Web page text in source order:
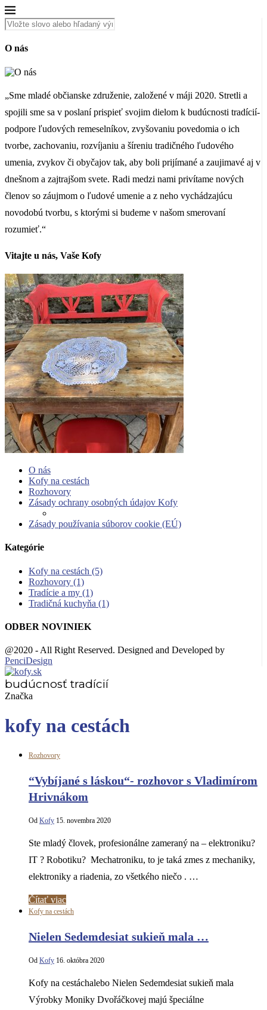
O nás
„Sme mladé občianske združenie, založené v máji 2020. Stretli a
spojili sme sa v poslaní prispieť svojim dielom k budúcnosti tradícií-
podpore ľudových remeselníkov, zvyšovaniu povedomia o ich
tvorbe, zachovaniu, rozvíjaniu a šíreniu tradičného ľudového
umenia, zvykov či obyčajov tak, aby boli prijímané a zaujimavé aj v
dnešnom a zajtrajšom svete. Radi medzi nami privítame nových
členov so záujmom o ľudové umenie a z neho vychádzajúcu
novodobú tvorbu, s ktorými si budeme v našom smerovaní
rozumieť.“
Vitajte u nás, Vaše Kofy
O nás
Kofy na cestách
Rozhovory
Zásady ochrany osobných údajov Kofy
Zásady používania súborov cookie (EÚ)
Kategórie
Kofy na cestách (5)
Rozhovory (1)
Tradície a my (1)
Tradičná kuchyňa (1)
ODBER NOVINIEK
@2020 - All Right Reserved. Designed and Developed by
PenciDesign
budúcnosť tradícií
Značka
kofy na cestách
Rozhovory
“Vybíjané s láskou“- rozhovor s Vladimírom
Hrivnákom
Od Kofy 15. novembra 2020
Ste mladý človek, profesionálne zameraný na – elektroniku?
IT ? Robotiku? Mechatroniku, to je taká zmes z mechaniky,
elektroniky a riadenia, zo všetkého niečo . …
Čítať viac
Kofy na cestách
Nielen Sedemdesiat sukieň mala …
Od Kofy 16. októbra 2020
Kofy na cestáchalebo Nielen Sedemdesiat sukieň mala
Výrobky Moniky Dvořáčkovej majú špeciálne